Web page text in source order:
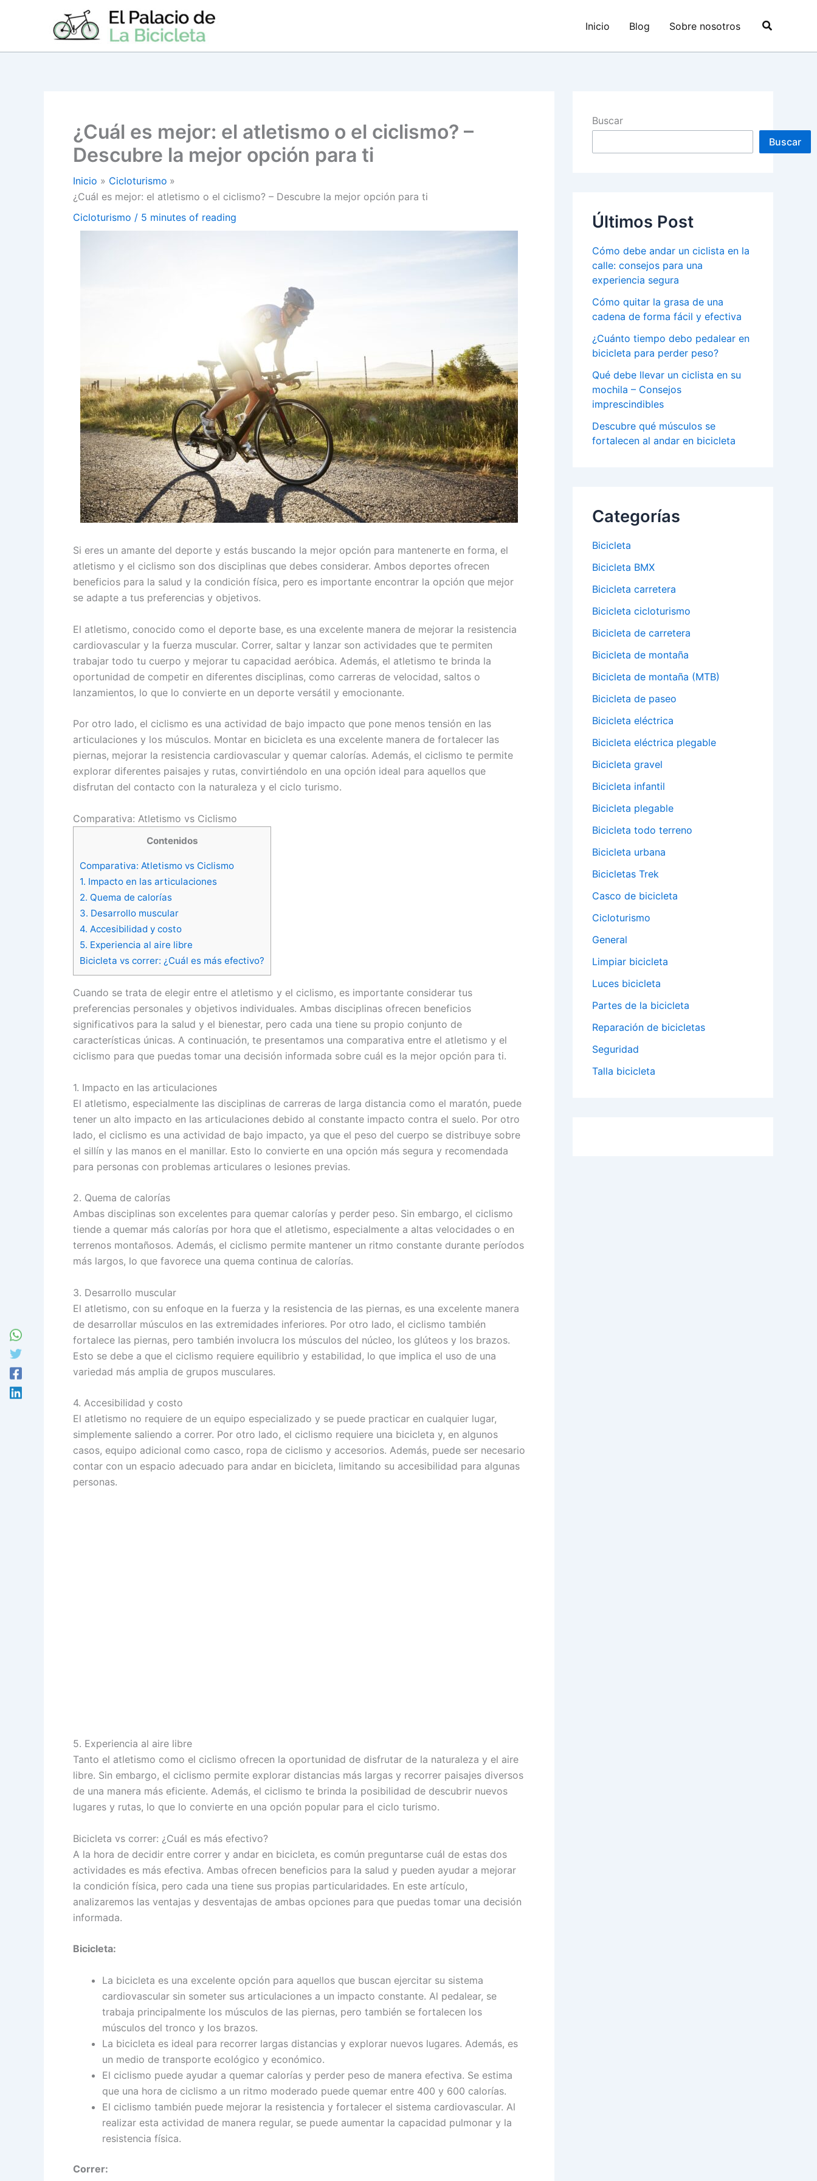
Inicio Blog Sobre nosotros Buscar
¿Cuál es mejor: el atletismo o el ciclismo? –
Descubre la mejor opción para ti
Inicio
Cicloturismo
¿Cuál es mejor: el atletismo o el ciclismo? – Descubre la mejor opción para ti
Cicloturismo / 5 minutes of reading
Si eres un amante del deporte y estás buscando la mejor opción para mantenerte en forma, el
atletismo y el ciclismo son dos disciplinas que debes considerar. Ambos deportes ofrecen
beneficios para la salud y la condición física, pero es importante encontrar la opción que mejor
se adapte a tus preferencias y objetivos.
El atletismo, conocido como el deporte base, es una excelente manera de mejorar la resistencia
cardiovascular y la fuerza muscular. Correr, saltar y lanzar son actividades que te permiten
trabajar todo tu cuerpo y mejorar tu capacidad aeróbica. Además, el atletismo te brinda la
oportunidad de competir en diferentes disciplinas, como carreras de velocidad, saltos o
lanzamientos, lo que lo convierte en un deporte versátil y emocionante.
Por otro lado, el ciclismo es una actividad de bajo impacto que pone menos tensión en las
articulaciones y los músculos. Montar en bicicleta es una excelente manera de fortalecer las
piernas, mejorar la resistencia cardiovascular y quemar calorías. Además, el ciclismo te permite
explorar diferentes paisajes y rutas, convirtiéndolo en una opción ideal para aquellos que
disfrutan del contacto con la naturaleza y el ciclo turismo.
Comparativa: Atletismo vs Ciclismo
Contenidos
Comparativa: Atletismo vs Ciclismo
1. Impacto en las articulaciones
2. Quema de calorías
3. Desarrollo muscular
4. Accesibilidad y costo
5. Experiencia al aire libre
Bicicleta vs correr: ¿Cuál es más efectivo?
Cuando se trata de elegir entre el atletismo y el ciclismo, es importante considerar tus
preferencias personales y objetivos individuales. Ambas disciplinas ofrecen beneficios
significativos para la salud y el bienestar, pero cada una tiene su propio conjunto de
características únicas. A continuación, te presentamos una comparativa entre el atletismo y el
ciclismo para que puedas tomar una decisión informada sobre cuál es la mejor opción para ti.
1. Impacto en las articulaciones
El atletismo, especialmente las disciplinas de carreras de larga distancia como el maratón, puede
tener un alto impacto en las articulaciones debido al constante impacto contra el suelo. Por otro
lado, el ciclismo es una actividad de bajo impacto, ya que el peso del cuerpo se distribuye sobre
el sillín y las manos en el manillar. Esto lo convierte en una opción más segura y recomendada
para personas con problemas articulares o lesiones previas.
2. Quema de calorías
Ambas disciplinas son excelentes para quemar calorías y perder peso. Sin embargo, el ciclismo
tiende a quemar más calorías por hora que el atletismo, especialmente a altas velocidades o en
terrenos montañosos. Además, el ciclismo permite mantener un ritmo constante durante períodos
más largos, lo que favorece una quema continua de calorías.
3. Desarrollo muscular
El atletismo, con su enfoque en la fuerza y ​​la resistencia de las piernas, es una excelente manera
de desarrollar músculos en las extremidades inferiores. Por otro lado, el ciclismo también
fortalece las piernas, pero también involucra los músculos del núcleo, los glúteos y los brazos.
Esto se debe a que el ciclismo requiere equilibrio y estabilidad, lo que implica el uso de una
variedad más amplia de grupos musculares.
4. Accesibilidad y costo
El atletismo no requiere de un equipo especializado y se puede practicar en cualquier lugar,
simplemente saliendo a correr. Por otro lado, el ciclismo requiere una bicicleta y, en algunos
casos, equipo adicional como casco, ropa de ciclismo y accesorios. Además, puede ser necesario
contar con un espacio adecuado para andar en bicicleta, limitando su accesibilidad para algunas
personas.
5. Experiencia al aire libre
Tanto el atletismo como el ciclismo ofrecen la oportunidad de disfrutar de la naturaleza y el aire
libre. Sin embargo, el ciclismo permite explorar distancias más largas y recorrer paisajes diversos
de una manera más eficiente. Además, el ciclismo te brinda la posibilidad de descubrir nuevos
lugares y rutas, lo que lo convierte en una opción popular para el ciclo turismo.
Bicicleta vs correr: ¿Cuál es más efectivo?
A la hora de decidir entre correr y andar en bicicleta, es común preguntarse cuál de estas dos
actividades es más efectiva. Ambas ofrecen beneficios para la salud y pueden ayudar a mejorar
la condición física, pero cada una tiene sus propias particularidades. En este artículo,
analizaremos las ventajas y desventajas de ambas opciones para que puedas tomar una decisión
informada.
Bicicleta:
La bicicleta es una excelente opción para aquellos que buscan ejercitar su sistema
cardiovascular sin someter sus articulaciones a un impacto constante. Al pedalear, se
trabaja principalmente los músculos de las piernas, pero también se fortalecen los
músculos del tronco y los brazos.
La bicicleta es ideal para recorrer largas distancias y explorar nuevos lugares. Además, es
un medio de transporte ecológico y económico.
El ciclismo puede ayudar a quemar calorías y perder peso de manera efectiva. Se estima
que una hora de ciclismo a un ritmo moderado puede quemar entre 400 y 600 calorías.
El ciclismo también puede mejorar la resistencia y fortalecer el sistema cardiovascular. Al
realizar esta actividad de manera regular, se puede aumentar la capacidad pulmonar y la
resistencia física.
Correr:
Buscar
Buscar
Últimos Post
Cómo debe andar un ciclista en la
calle: consejos para una
experiencia segura
Cómo quitar la grasa de una
cadena de forma fácil y efectiva
¿Cuánto tiempo debo pedalear en
bicicleta para perder peso?
Qué debe llevar un ciclista en su
mochila – Consejos
imprescindibles
Descubre qué músculos se
fortalecen al andar en bicicleta
Categorías
Bicicleta
Bicicleta BMX
Bicicleta carretera
Bicicleta cicloturismo
Bicicleta de carretera
Bicicleta de montaña
Bicicleta de montaña (MTB)
Bicicleta de paseo
Bicicleta eléctrica
Bicicleta eléctrica plegable
Bicicleta gravel
Bicicleta infantil
Bicicleta plegable
Bicicleta todo terreno
Bicicleta urbana
Bicicletas Trek
Casco de bicicleta
Cicloturismo
General
Limpiar bicicleta
Luces bicicleta
Partes de la bicicleta
Reparación de bicicletas
Seguridad
Talla bicicleta